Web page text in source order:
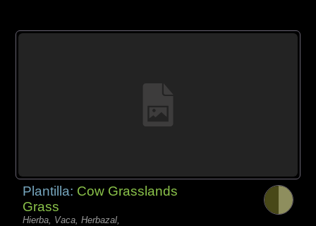
Plantilla: Cow Grasslands
Grass
Hierba, Vaca, Herbazal,